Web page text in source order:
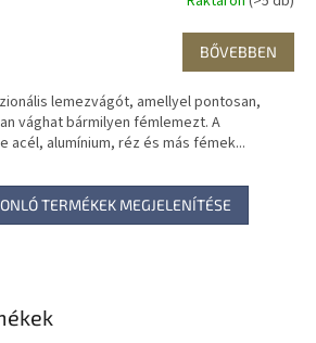
BŐVEBBEN
lemezvágót, amellyel pontosan,
vághat bármilyen fémlemezt. A
alumínium, réz és más fémek...
TERMÉKEK MEGJELENÍTÉSE